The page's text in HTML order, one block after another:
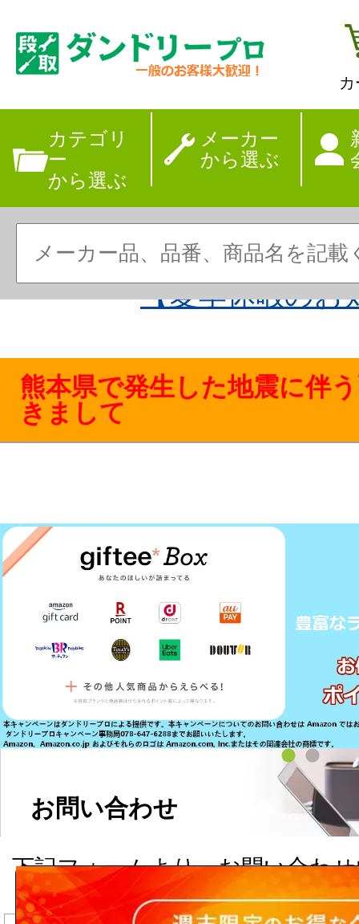
カテゴリ
ー
から選ぶ
メーカー
から選ぶ
【夏季休暇のお
熊本県で発生した地震に伴
きまして
お問い合わせ
下記フォームより、お問い合わ
ます。